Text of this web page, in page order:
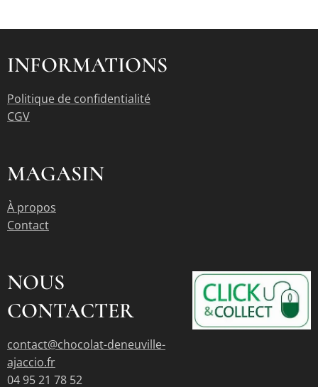
INFORMATIONS
Politique de confidentialité
CGV
MAGASIN
À propos
Contact
NOUS
CONTACTER
contact@chocolat-deneuville-
ajaccio.fr
04 95 21 78 52